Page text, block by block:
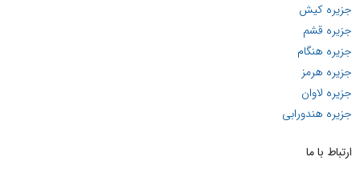
جزیره کیش
جزیره قشم
جزیره هنگام
جزیره هرمز
جزیره لاوان
جزیره هندورابی
ارتباط با ما